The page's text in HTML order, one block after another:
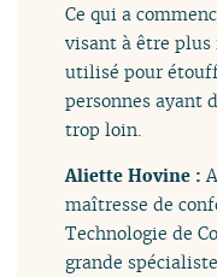
Ce qui a
visant à être
utilisé pour
personnes ayant
trop loin.
Aliette Hovine :
maîtresse de
Technologie de
grande